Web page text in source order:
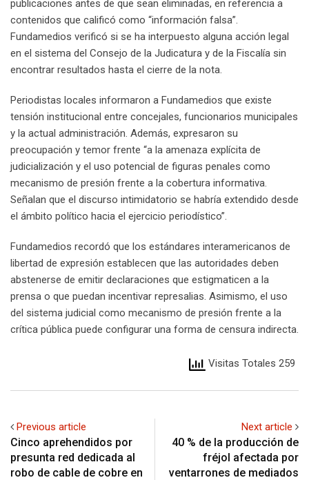
publicaciones antes de que sean eliminadas, en referencia a
contenidos que calificó como “información falsa”.
Fundamedios verificó si se ha interpuesto alguna acción legal
en el sistema del Consejo de la Judicatura y de la Fiscalía sin
encontrar resultados hasta el cierre de la nota.
Periodistas locales informaron a Fundamedios que existe
tensión institucional entre concejales, funcionarios municipales
y la actual administración. Además, expresaron su
preocupación y temor frente “a la amenaza explícita de
judicialización y el uso potencial de figuras penales como
mecanismo de presión frente a la cobertura informativa.
Señalan que el discurso intimidatorio se habría extendido desde
el ámbito político hacia el ejercicio periodístico”.
Fundamedios recordó que los estándares interamericanos de
libertad de expresión establecen que las autoridades deben
abstenerse de emitir declaraciones que estigmaticen a la
prensa o que puedan incentivar represalias. Asimismo, el uso
del sistema judicial como mecanismo de presión frente a la
crítica pública puede configurar una forma de censura indirecta.
Visitas Totales 259
Previous article
Cinco aprehendidos por
presunta red dedicada al
robo de cable de cobre en
Next article
40 % de la producción de
fréjol afectada por
ventarrones de mediados